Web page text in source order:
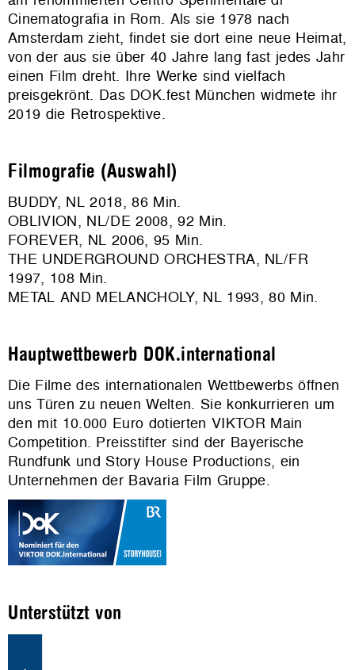
Cinematografia in Rom. Als sie 1978 nach
Amsterdam zieht, findet sie dort eine neue Heimat,
von der aus sie über 40 Jahre lang fast jedes Jahr
einen Film dreht. Ihre Werke sind vielfach
preisgekrönt. Das DOK.fest München widmete ihr
2019 die Retrospektive.
Filmografie (Auswahl)
BUDDY, NL 2018, 86 Min.
OBLIVION, NL/DE 2008, 92 Min.
FOREVER, NL 2006, 95 Min.
THE UNDERGROUND ORCHESTRA, NL/FR
1997, 108 Min.
METAL AND MELANCHOLY, NL 1993, 80 Min.
Hauptwettbewerb DOK.international
Die Filme des internationalen Wettbewerbs öffnen
uns Türen zu neuen Welten. Sie konkurrieren um
den mit 10.000 Euro dotierten VIKTOR Main
Competition. Preisstifter sind der Bayerische
Rundfunk und Story House Productions, ein
Unternehmen der Bavaria Film Gruppe.
Unterstützt von